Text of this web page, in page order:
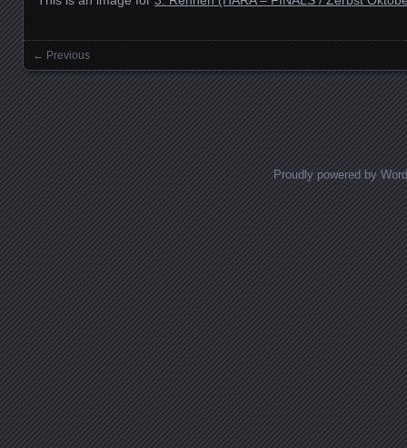
Images navigation
← Previous
Proudly powered by